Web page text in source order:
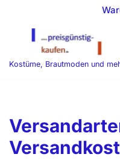
springen
Kostüme, Brautmoden und